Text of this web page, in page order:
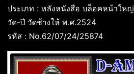
ประเภท : หลังหนังสือ บล็อคหน้าใหญ่
วัด-ปี วัดช้างให้ พ.ศ.2524
รหัส : No.62/07/24/25874